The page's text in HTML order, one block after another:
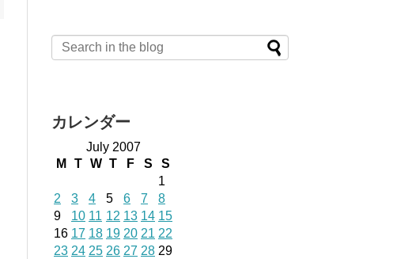
カレンダー
July 2007
M
T W T F S
S
1
2
3 4 5 6 7
8
9
10 11 12 13 14 15
16 17 18 19 20 21 22
23 24 25 26 27 28 29